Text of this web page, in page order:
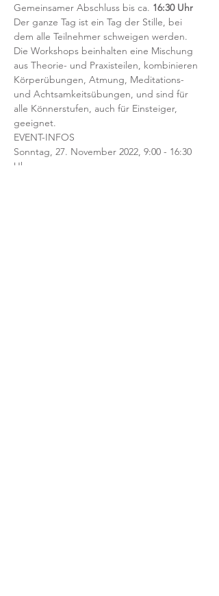
Gemeinsamer Abschluss bis ca. 16:30 Uhr
Der ganze Tag ist ein Tag der Stille, bei
dem alle Teilnehmer schweigen werden.
Die Workshops beinhalten eine Mischung
aus Theorie- und Praxisteilen, kombinieren
Körperübungen, Atmung, Meditations-
und Achtsamkeitsübungen, und sind für
alle Könnerstufen, auch für Einsteiger,
geeignet.
EVENT-INFOS
Sonntag, 27. November 2022, 9:00 - 16:30
Uhr